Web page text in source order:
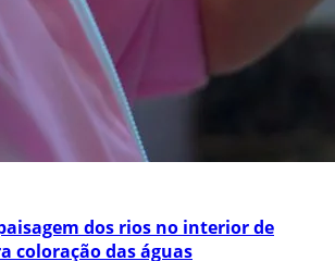
dos rios no interior de
coloração das águas